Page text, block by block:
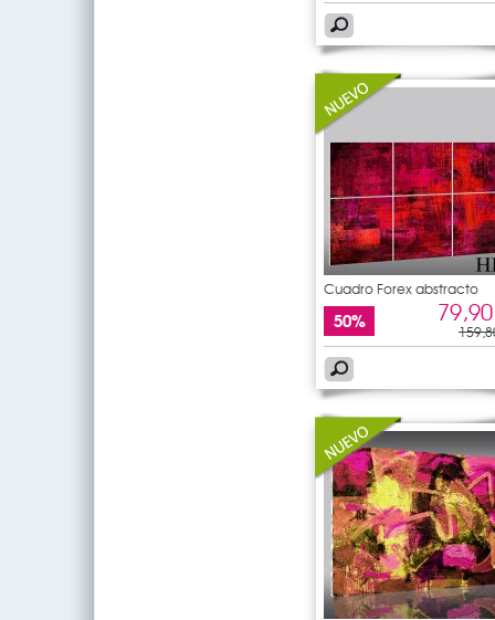
Cuadro Forex abstracto
50%